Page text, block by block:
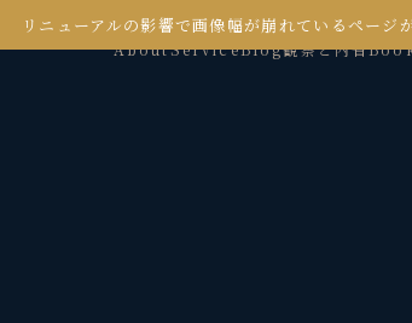
リニューアルの影響で画像幅が崩れているページ
AboutServiceBlog観察と内省